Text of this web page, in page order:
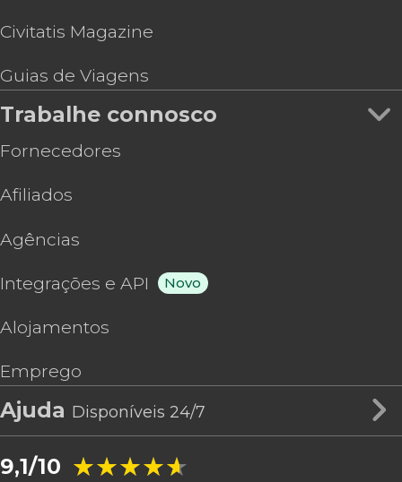
Civitatis Magazine
Guias de Viagens
Trabalhe connosco
Fornecedores
Afiliados
Agências
Integrações e API Novo
Alojamentos
Emprego
Ajuda Disponíveis 24/7
9,1/10 ★★★★★
★★★★★